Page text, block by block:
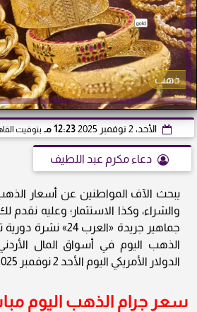
ذهب
الأحد، 2 نوفمبر 2025 12:23 مـ بتوقيت
دعاء مكرم عبد اللطيف
يبحث الآف المواطنين عن أسعار
والشراء، وكذا الاستثمار؛ وعليه نقدم
جماهير جريدة «العرب
الذهب اليوم في أسواق المال الأردني
الدولار الأمريكي اليوم الأحد 2 نوفمبر 2025
سعر جرام الذهب اليوم